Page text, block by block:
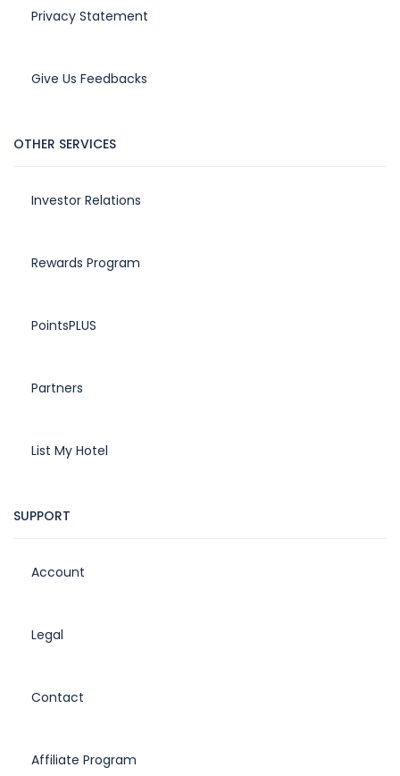
Privacy Statement
Give Us Feedbacks
OTHER SERVICES
Investor Relations
Rewards Program
PointsPLUS
Partners
List My Hotel
SUPPORT
Account
Legal
Contact
Affiliate Program